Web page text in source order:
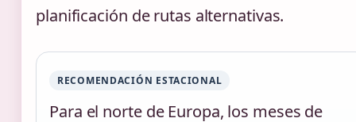
planificación de rutas alternativas.
RECOMENDACIÓN ESTACIONAL
Para el norte de Europa, los meses de